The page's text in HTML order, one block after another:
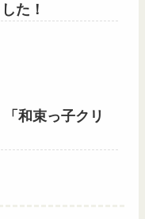
た！
和束っ子クリ